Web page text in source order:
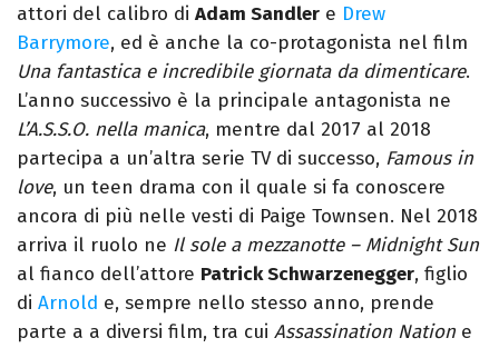
attori del calibro di Adam Sandler e Drew
Barrymore, ed è anche la co-protagonista nel film
Una fantastica e incredibile giornata da dimenticare.
L’anno successivo è la principale antagonista ne
L’A.S.S.O. nella manica, mentre dal 2017 al 2018
partecipa a un’altra serie TV di successo, Famous in
love, un teen drama con il quale si fa conoscere
ancora di più nelle vesti di Paige Townsen. Nel 2018
arriva il ruolo ne Il sole a mezzanotte – Midnight Sun
al fianco dell’attore Patrick Schwarzenegger, figlio
di Arnold e, sempre nello stesso anno, prende
parte a a diversi film, tra cui Assassination Natione